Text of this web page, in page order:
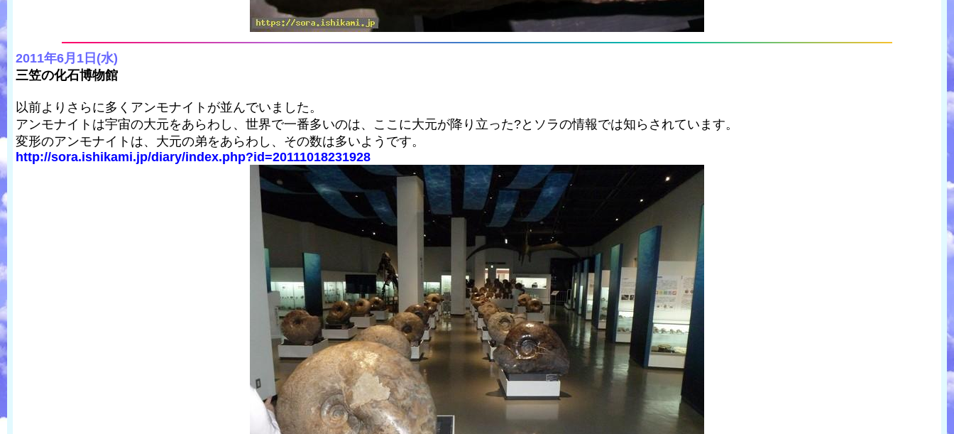
2011年6月1日(水)
三笠の化石博物館
以前よりさらに多くアンモナイトが並んでいました。
アンモナイトは宇宙の大元をあらわし、世界で一番多いのは、ここに大元が降り立った?とソラの情報では知らされています。
変形のアンモナイトは、大元の弟をあらわし、その数は多いようです。
http://sora.ishikami.jp/diary/index.php?id=20111018231928